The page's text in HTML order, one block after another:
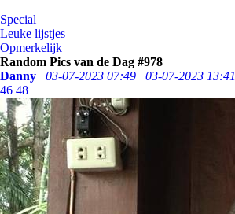
Special
Leuke lijstjes
Opmerkelijk
Random Pics van de Dag #978
Danny
03-07-2023 07:49 03-07-2023 13:41
46 48